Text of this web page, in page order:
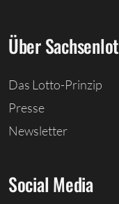
Über
Das Lotto-Prinzip
Presse
Newsletter
Social Media